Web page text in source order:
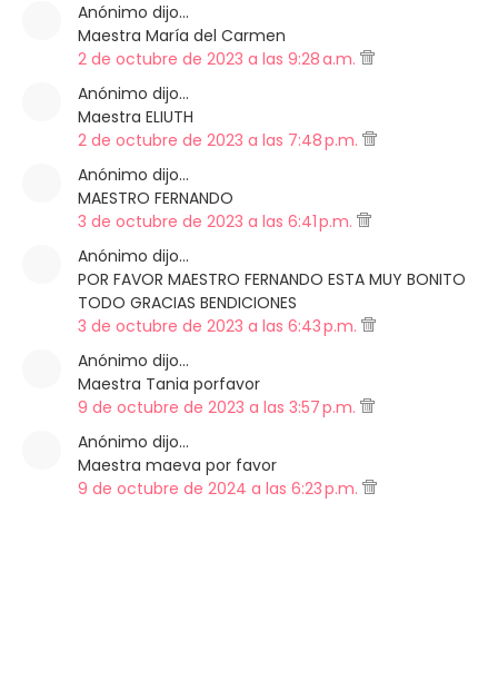
Anónimo dijo…
Maestra María del Carmen
2 de octubre de 2023 a las 9:28 a.m.
Anónimo dijo…
Maestra ELIUTH
2 de octubre de 2023 a las 7:48 p.m.
Anónimo dijo…
MAESTRO FERNANDO
3 de octubre de 2023 a las 6:41 p.m.
Anónimo dijo…
POR FAVOR MAESTRO FERNANDO ESTA MUY BONITO
TODO GRACIAS BENDICIONES
3 de octubre de 2023 a las 6:43 p.m.
Anónimo dijo…
Maestra Tania porfavor
9 de octubre de 2023 a las 3:57 p.m.
Anónimo dijo…
Maestra maeva por favor
9 de octubre de 2024 a las 6:23 p.m.